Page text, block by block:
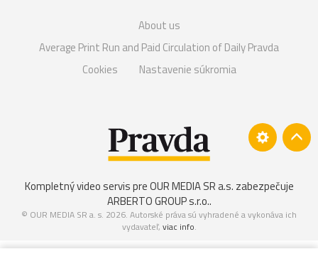
About us
Average Print Run and Paid Circulation of Daily Pravda
Cookies
Nastavenie súkromia
Kompletný video servis pre OUR MEDIA SR a.s. zabezpečuje
ARBERTO GROUP s.r.o..
© OUR MEDIA SR a. s. 2026. Autorské práva sú vyhradené a vykonáva ich
vydavateľ, viac info.